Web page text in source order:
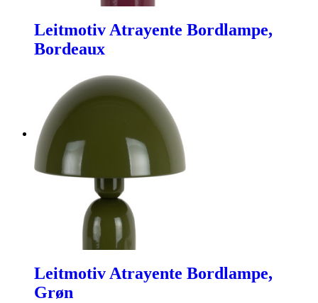
Leitmotiv Atrayente Bordlampe,
Bordeaux
Leitmotiv Atrayente Bordlampe,
Grøn